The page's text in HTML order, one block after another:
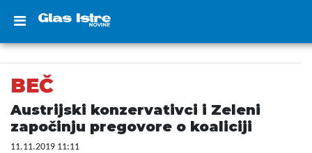
BEČ
Austrijski konzervativci i Zeleni
započinju pregovore o koaliciji
11.11.2019 11:11